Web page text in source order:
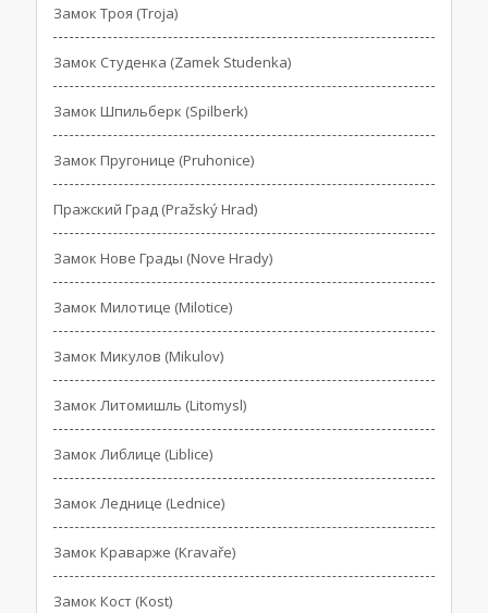
Замок Троя (Troja)
Замок Студенка (Zamek Studenka)
Замок Шпильберк (Spilberk)
Замок Пругонице (Pruhonice)
Пражский Град (Pražský Hrad)
Замок Нове Грады (Nove Hrady)
Замок Милотице (Milotice)
Замок Микулов (Mikulov)
Замок Литомишль (Litomysl)
Замок Либлице (Liblice)
Замок Леднице (Lednice)
Замок Краварже (Kravaře)
Замок Кост (Kost)